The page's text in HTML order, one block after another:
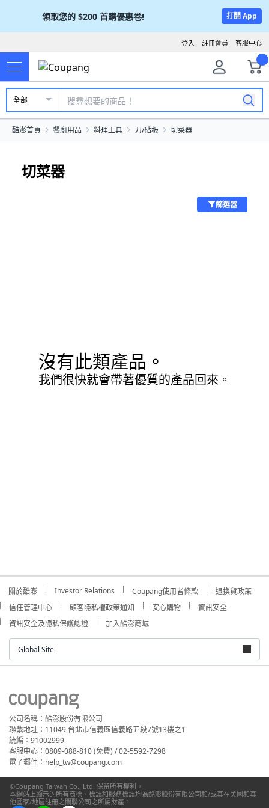
領取您的 $200 首購優惠卷! 打開 App
客服中心
註冊會員
登入
全部
酷澎首頁 餐廚用品 料理工具 刀/砧板 切菜器
切菜器
篩選器
沒有此類產品。
我們很快就會帶著優質的產品回來。
關於酷澎 Investor Relations Coupang使用者條款
退換貨政策
信任管理中心
顧客隱私權政策通知 安心購物
資訊安全
資訊安全及隱私保護認證
加入酷澎商城
Global Site
公司名稱：酷澎股份有限公司
聯繫地址：11049 台北市信義區信義路五段7號13樓之1
統編：91002999
客服中心：0809-088-810 (免費) / 02-5592-7298
電子郵件：help_tw@coupang.com
©Coupang Taiwan Co., Ltd. 保留所有權利。
本網站上顯示的所有商標、標誌和服務標誌均為酷澎股份有限公司和/或其在美國和其
他國家/地區註冊之關聯公司之所屬財產。